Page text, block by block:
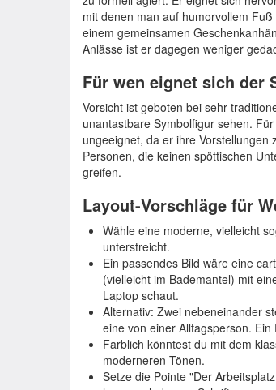
mit denen man auf humorvollem
einem gemeinsamen
Anlässe ist er dagegen weniger
Für wen eignet sich der
Vorsicht ist geboten bei sehr
unantastbare Symbolfigur sehen.
ungeeignet, da er ihre
Personen, die keinen spöttischen
greifen.
Layout-Vorschläge für
Wähle eine moderne, vielleicht
unterstreicht.
Ein passendes Bild wäre eine
(vielleicht im Bademantel) mit
Laptop schaut.
Alternativ: Zwei nebeneinander
eine von einer Alltagsperson.
Farblich könntest du mit dem
moderneren Tönen.
Setze die Pointe "Der